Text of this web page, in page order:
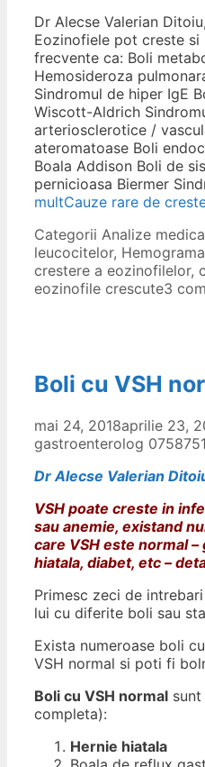
Dr Alecse Valerian
Eozinofiele pot creste
frecvente ca: Boli
Hemosideroza
Sindromul de hiper IgE
Wiscott-Aldrich
arteriosclerotice /
ateromatoase Boli
Boala Addison Boli de
pernicioasa Biermer
multCauze rare de
Categorii Analize
leucocitelor, Hemograma
crestere a eozinofilelor,
eozinofile crescute3
Boli cu VSH
mai 24, 2018aprilie 23,
gastroenterolog
Dr Alecse Valerian
VSH poate creste in
sau anemie, existand
care VSH este normal
hiatala, diabet, etc –
Primesc zeci de
lui cu diferite boli sau
Exista numeroase boli
VSH normal si poti fi
Boli cu VSH normal
completa):
Hernie hiatala